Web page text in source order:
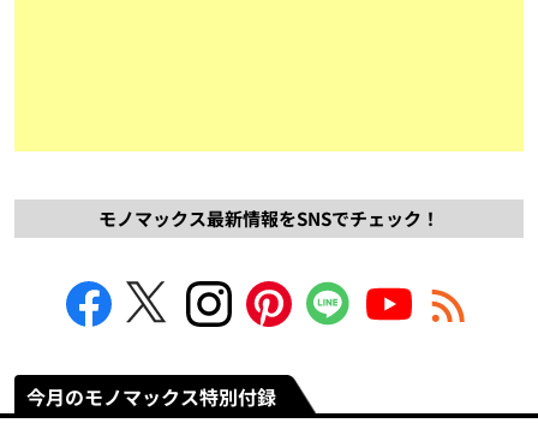
モノマックス最新情報をSNSでチェック！
今月のモノマックス特別付録